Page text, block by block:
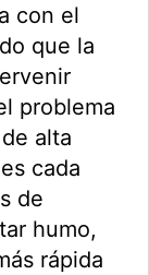
con el
que la
problema
alta
cada
de
humo,
rápida